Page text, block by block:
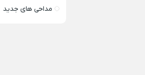
مداحی های جدید